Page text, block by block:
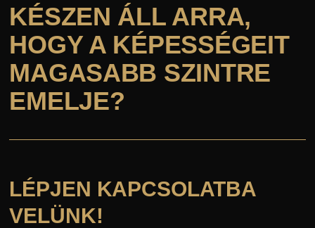
KÉSZEN ÁLL ARRA,
HOGY A KÉPESSÉGEIT
MAGASABB SZINTRE
EMELJE?
LÉPJEN KAPCSOLATBA
VELÜNK!